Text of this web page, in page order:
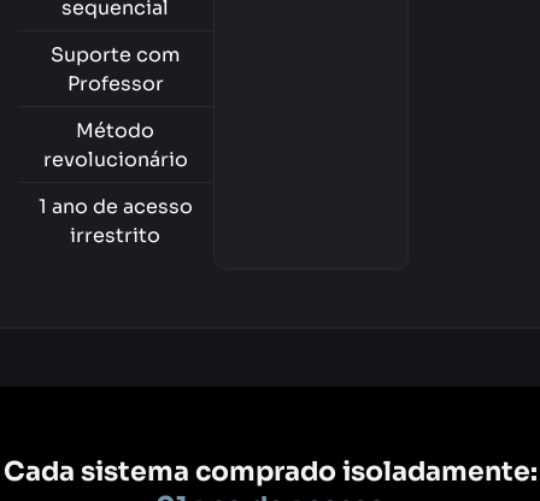
sequencial
Suporte com
Professor
Método
revolucionário
1 ano de acesso
irrestrito
Cada sistema comprado isoladamente: